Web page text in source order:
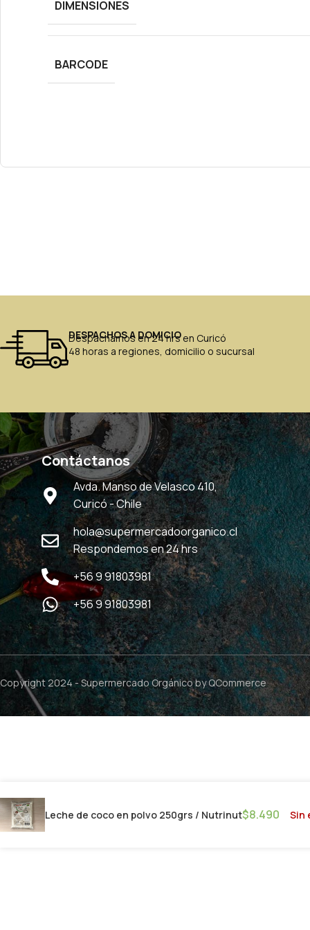
DIMENSIONES
BARCODE
DESPACHOS A DOMICIO
Despachamos en 24 hrs en Curicó
48 horas a regiones, domicilio o sucursal
Contáctanos
Avda. Manso de Velasco 410,
Curicó - Chile
hola@supermercadoorganico.cl
Respondemos en 24 hrs
+56 9 91803981
+56 9 91803981
Copyright 2024 -Supermercado Orgánicoby QCommerce
Leche de coco en polvo 250grs / Nutrinut$8.490 Sin